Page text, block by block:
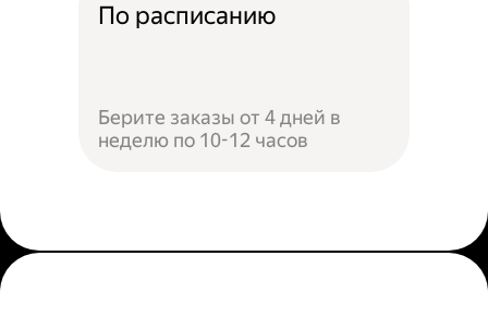
По расписанию
Берите заказы от 4 дней в
неделю по 10-12 часов